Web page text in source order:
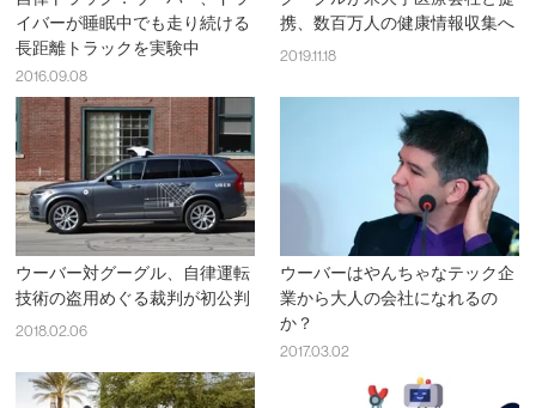
イバーが睡眠中でも走り続ける
長距離トラックを実験中
2016.09.08
携、数百万人の健康情報収集へ
2019.11.18
ウーバー対グーグル、自律運転
技術の盗用めぐる裁判が初公判
2018.02.06
ウーバーはやんちゃなテック企
業から大人の会社になれるの
か？
2017.03.02